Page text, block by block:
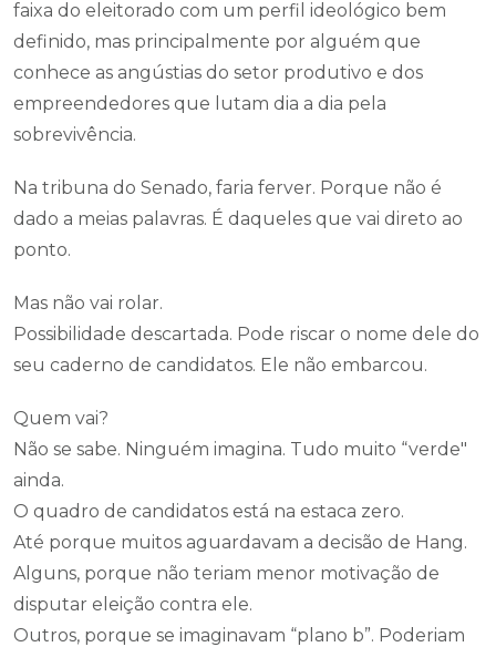
faixa do eleitorado com um perfil ideológico bem
definido, mas principalmente por alguém que
conhece as angústias do setor produtivo e dos
empreendedores que lutam dia a dia pela
sobrevivência.
Na tribuna do Senado, faria ferver. Porque não é
dado a meias palavras. É daqueles que vai direto ao
ponto.
Mas não vai rolar.
Possibilidade descartada. Pode riscar o nome dele do
seu caderno de candidatos. Ele não embarcou.
Quem vai?
Não se sabe. Ninguém imagina. Tudo muito “verde"
ainda.
O quadro de candidatos está na estaca zero.
Até porque muitos aguardavam a decisão de Hang.
Alguns, porque não teriam menor motivação de
disputar eleição contra ele.
Outros, porque se imaginavam “plano b”. Poderiam